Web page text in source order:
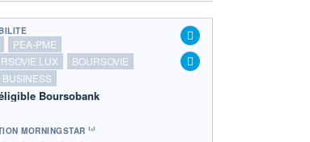
PEA-PME
LUX
BOURSOVIE
BUSINESS
Boursobank
MORNINGSTAR ⁽¹⁾